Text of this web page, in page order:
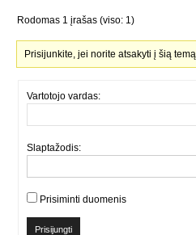
Rodomas 1 įrašas (viso: 1)
Prisijunkite, jei norite atsakyti į šią
Vartotojo vardas:
Slaptažodis:
Prisiminti duomenis
Prisijungti